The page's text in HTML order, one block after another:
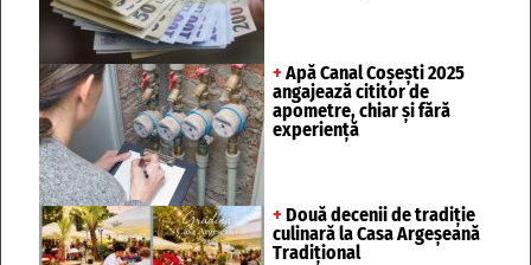
+ Apă Canal Coșești 2025
angajează cititor de
apometre, chiar și fără
experiență
+ Două decenii de tradiție
culinară la Casa Argeșeană
Tradițional